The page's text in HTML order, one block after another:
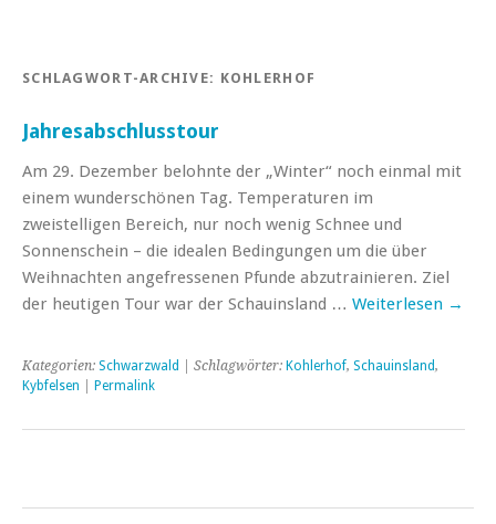
SCHLAGWORT-ARCHIVE: KOHLERHOF
Jahresabschlusstour
Am 29. Dezember belohnte der „Winter“ noch einmal mit
einem wunderschönen Tag. Temperaturen im
zweistelligen Bereich, nur noch wenig Schnee und
Sonnenschein – die idealen Bedingungen um die über
Weihnachten angefressenen Pfunde abzutrainieren. Ziel
der heutigen Tour war der Schauinsland … Weiterlesen →
Kategorien: Schwarzwald | Schlagwörter: Kohlerhof, Schauinsland,
Kybfelsen
Permalink